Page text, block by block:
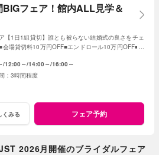
フェア！館内ALL見学＆
【1日1組貸切】誰とも被らない結婚式の良さをチェ
会場貸切料10万円OFF■エンドロール10万円OFF■フ
12:00～ 14:00～ 16:00～
3時間程度
くみる フェア予約
2026月開催のブライダルフェア